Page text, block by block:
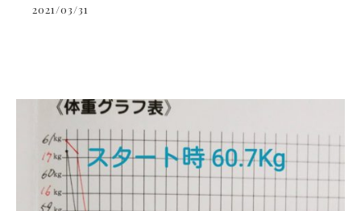
2021/03/31